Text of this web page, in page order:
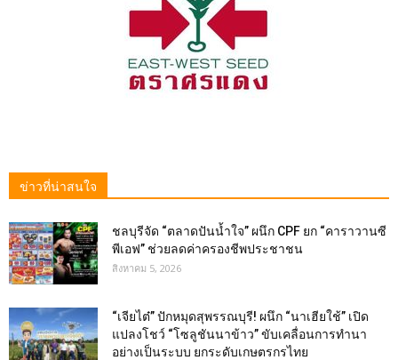
ข่าวที่น่าสนใจ
ชลบุรีจัด “ตลาดปันน้ำใจ” ผนึก CPF ยก “คาราวานซี
พีเอฟ” ช่วยลดค่าครองชีพประชาชน
สิงหาคม 5, 2026
“เจียไต๋” ปักหมุดสุพรรณบุรี! ผนึก “นาเฮียใช้” เปิด
แปลงโชว์ “โซลูชันนาข้าว” ขับเคลื่อนการทำนา
อย่างเป็นระบบ ยกระดับเกษตรกรไทย